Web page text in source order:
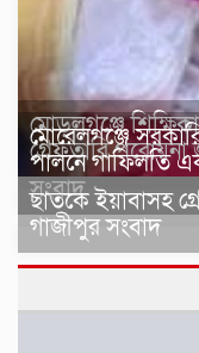
মোড়লগঞ্জে
গ্রেফতারি
মোরেলগঞ্জে
পালনে গাফিলতি
সংবাদ
ছাতকে ইয়াবাসহ
গাজীপুর সংবাদ